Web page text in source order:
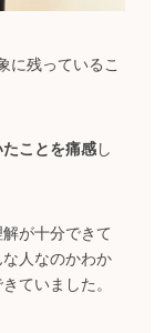
に残っているこ
たことを痛感し
が十分できて
人なのかわか
ていました。